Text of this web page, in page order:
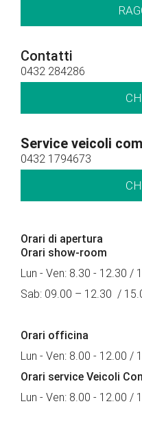
Contatti
0432 284286
Service veicoli
0432 1794673
Orari di apertura
Orari show-room
Lun - Ven: 8.30 - 12.30 /
Sab: 09.00 – 12.30 /
Orari officina
Lun - Ven: 8.00 - 12.00 /
Orari service Veicoli
Lun - Ven: 8.00 - 12.00 /